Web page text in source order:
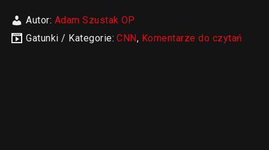
Autor: Adam Szustak OP
Gatunki / Kategorie:CNN, Komentarze do czytań